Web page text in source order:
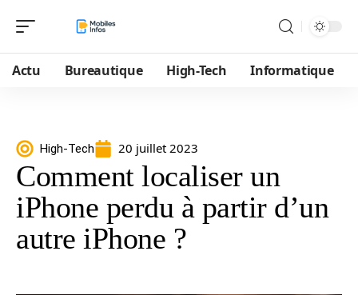
Actu Bureautique High-Tech Informatique
High-Tech 20 juillet 2023
Comment localiser un
iPhone perdu à partir d’un
autre iPhone ?